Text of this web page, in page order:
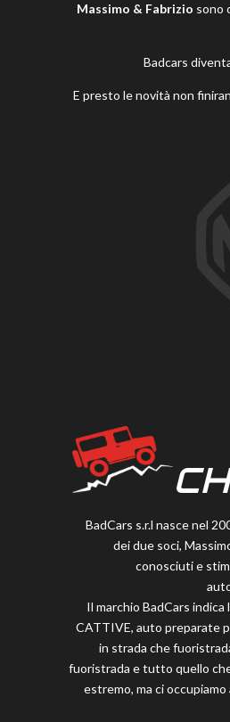
Massimo & Fabrizio sono
Badcars
E presto le novità non
BadCars s.r.l nasce nel
dei due soci,
conosciuti e
Il marchio BadCars
CATTIVE, auto preparate
in strada che
fuoristrada e tutto quello
estremo, ma ci